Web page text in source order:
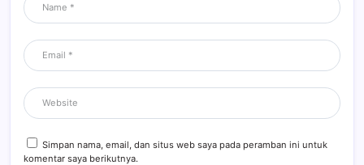
Simpan nama, email, dan situs web saya pada peramban ini untuk
komentar saya berikutnya.